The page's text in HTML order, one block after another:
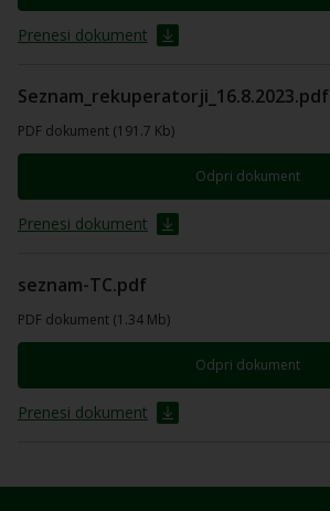
Prenesi dokument
Seznam_rekuperatorji_16.8.2023.pdf
PDF dokument (191.7 Kb)
Odpri dokument
Prenesi dokument
seznam-TC.pdf
PDF dokument (1.34 Mb)
Odpri dokument
Prenesi dokument